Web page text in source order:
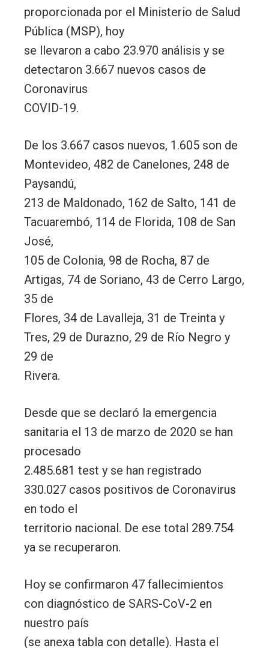
proporcionada por el Ministerio de Salud
Pública (MSP), hoy
se llevaron a cabo 23.970 análisis y se
detectaron 3.667 nuevos casos de
Coronavirus
COVID-19.
De los 3.667 casos nuevos, 1.605 son de
Montevideo, 482 de Canelones, 248 de
Paysandú,
213 de Maldonado, 162 de Salto, 141 de
Tacuarembó, 114 de Florida, 108 de San
José,
105 de Colonia, 98 de Rocha, 87 de
Artigas, 74 de Soriano, 43 de Cerro Largo,
35 de
Flores, 34 de Lavalleja, 31 de Treinta y
Tres, 29 de Durazno, 29 de Río Negro y
29 de
Rivera.
Desde que se declaró la emergencia
sanitaria el 13 de marzo de 2020 se han
procesado
2.485.681 test y se han registrado
330.027 casos positivos de Coronavirus
en todo el
territorio nacional. De ese total 289.754
ya se recuperaron.
Hoy se confirmaron 47 fallecimientos
con diagnóstico de SARS-CoV-2 en
nuestro país
(se anexa tabla con detalle). Hasta el